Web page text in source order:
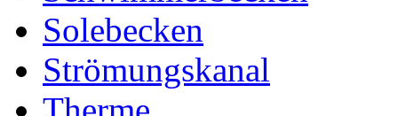
Solebecken
Strömungskanal